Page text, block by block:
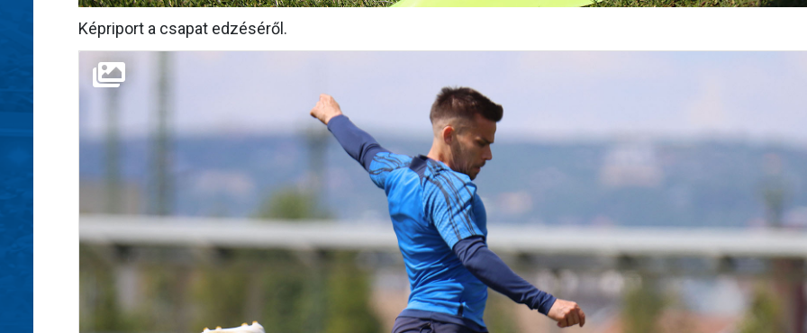
Képriport a csapat edzéséről.